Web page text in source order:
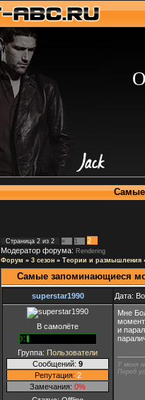
Самые
Страница 2 из 2 « 1
2
Модератор форума: Rendering
Форум » 3 сезон » Теории и размышления
Самые запоминающиеся
superstar1990 Дата:
В самолёте
Группа: Пользователи
Сообщений: 9
Репутация: 2
Замечания: 0%
Мне
и
У меня
Перед